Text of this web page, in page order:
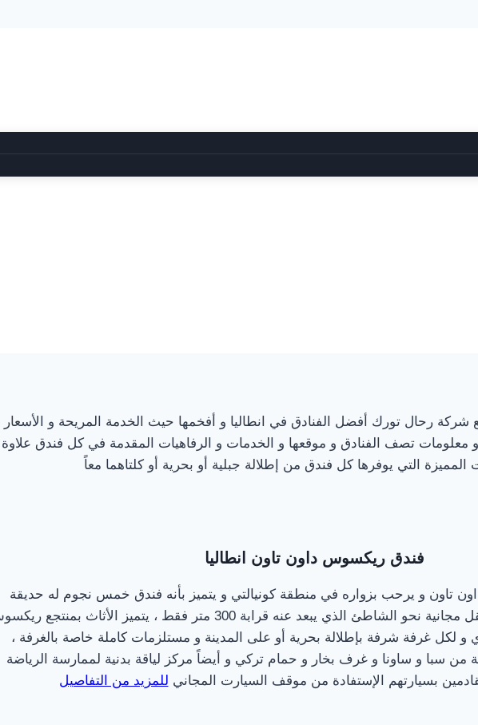
شركة رحال تورك أفضل الفنادق في انطاليا و أفخمها حيث الخدمة المريحة و الأسعار
و معلومات تصف الفنادق و موقعها و الخدمات و الرفاهيات المقدمة في كل فندق علاوة
المميزة التي يوفرها كل فندق من إطلالة جبلية أو بحرية أو كلتاهما معاً
فندق ريكسوس داون تاون انطاليا
تاون و يرحب بزواره في منطقة كونيالتي و يتميز بأنه فندق خمس نجوم له حديقة
الذي يبعد عنه قرابة 300 متر فقط ، يتميز الأثاث بمنتجع ريكسوس
لكل غرفة شرفة بإطلالة بحرية أو على المدينة و مستلزمات كاملة خاصة بالغرفة ،
من سبا و ساونا و غرف بخار و حمام تركي و أيضاً مركز لياقة بدنية لممارسة الرياضة
بسيارتهم الإستفادة من موقف السيارت المجاني للمزيد من التفاصيل